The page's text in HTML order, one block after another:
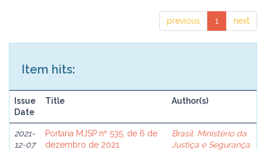
previous 1 next
Item hits:
Issue
Date
Title Author(s)
2021-
12-07
Portaria MJSP nº 535, de 6 de
dezembro de 2021
Brasil. Ministério da
Justiça e Segurança